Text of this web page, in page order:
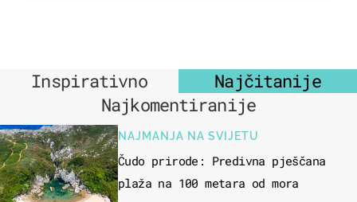
Inspirativno
Najčitanije
Najkomentiranije
NAJMANJA NA SVIJETU
Čudo prirode: Predivna pješčana
plaža na 100 metara od mora